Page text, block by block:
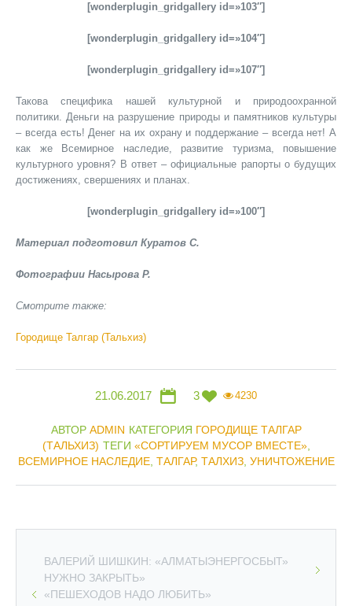
[wonderplugin_gridgallery id=»103″]
[wonderplugin_gridgallery id=»104″]
[wonderplugin_gridgallery id=»107″]
Такова специфика нашей культурной и природоохранной
политики. Деньги на разрушение природы и памятников культуры
– всегда есть! Денег на их охрану и поддержание – всегда нет! А
как же Всемирное наследие, развитие туризма, повышение
культурного уровня? В ответ – официальные рапорты о будущих
достижениях, свершениях и планах.
[wonderplugin_gridgallery id=»100″]
Материал подготовил Куратов С.
Фотографии Насырова Р.
Смотрите также:
Городище Талгар (Тальхиз)
21.06.2017 3 4230
АВТОР ADMIN КАТЕГОРИЯ ГОРОДИЩЕ ТАЛГАР
(ТАЛЬХИЗ) ТЕГИ «СОРТИРУЕМ МУСОР ВМЕСТЕ»,
ВСЕМИРНОЕ НАСЛЕДИЕ, ТАЛГАР, ТАЛХИЗ, УНИЧТОЖЕНИЕ
ВАЛЕРИЙ ШИШКИН: «АЛМАТЫЭНЕРГОСБЫТ»
НУЖНО ЗАКРЫТЬ»
«ПЕШЕХОДОВ НАДО ЛЮБИТЬ»